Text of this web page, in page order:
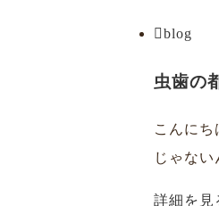
blog
虫歯の
こんに
じゃな
詳細を見